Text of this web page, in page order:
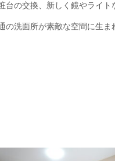
台の交換、新しく鏡やライト
の洗面所が素敵な空間に生ま